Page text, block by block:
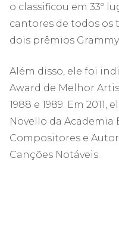
o classificou em 33º
cantores de todos os
dois prêmios Grammy.
Além disso, ele foi
Award de Melhor
1988 e 1989. Em
Novello da Academia
Compositores e
Canções Notáveis.